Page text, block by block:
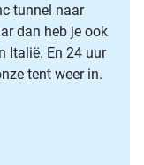
tunnel naar
dan heb je ook
Italië. En 24 uur
tent weer in.